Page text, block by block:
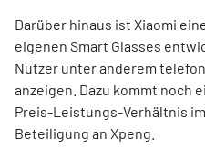
Darüber hinaus ist Xiaomi
eigenen Smart Glasses
Nutzer unter anderem
anzeigen. Dazu kommt noch
Preis-Leistungs-Verhältnis
Beteiligung an Xpeng.